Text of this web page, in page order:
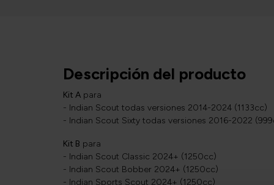
Descripción del producto
Kit Apara
- Indian Scout todas versiones 2014-2024 (1133cc)
- Indian Scout Sixty todas versiones 2016-2022
Kit B para
- Indian Scout Classic 2024+ (1250cc)
- Indian Scout Bobber 2024+ (1250cc)
- Indian Sports Scout 2024+ (1250cc)